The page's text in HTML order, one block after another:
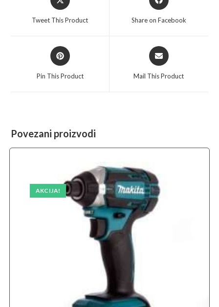
in
Tweet This Product
in
Share on Facebook
Opens
in
Pin This Product
Opens
in
Mail This Product
Povezani proizvodi
AKCIJA!